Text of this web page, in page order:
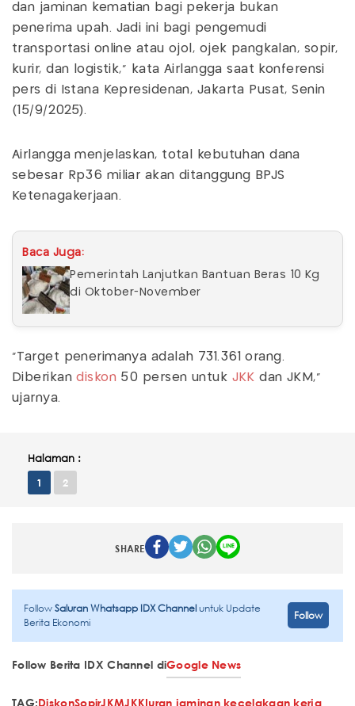
dan jaminan kematian bagi pekerja bukan
penerima upah. Jadi ini bagi pengemudi
transportasi online atau ojol, ojek pangkalan, sopir,
kurir, dan logistik,” kata Airlangga saat konferensi
pers di Istana Kepresidenan, Jakarta Pusat, Senin
(15/9/2025).
Airlangga menjelaskan, total kebutuhan dana
sebesar Rp36 miliar akan ditanggung BPJS
Ketenagakerjaan.
Baca Juga:
Pemerintah Lanjutkan Bantuan Beras 10 Kg
di Oktober-November
“Target penerimanya adalah 731.361 orang.
Diberikandiskon 50 persen untuk JKK dan JKM,”
ujarnya.
Halaman :
1 2
SHARE
FollowSaluran Whatsapp IDX Channeluntuk Update
Berita Ekonomi
Follow
Follow Berita IDX Channel diGoogle News
TAG:DiskonSopirJKMJKKIuran jaminan kecelakaan kerja